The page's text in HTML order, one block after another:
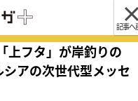
記事へ
フタ」が岸釣りの
アの次世代型メッセ